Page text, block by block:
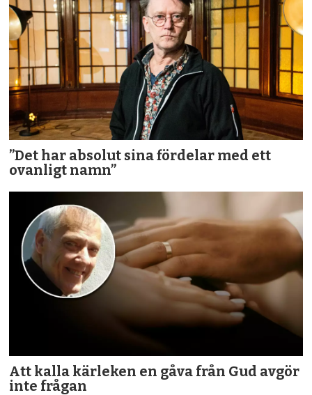
”Det har absolut sina fördelar med ett
ovanligt namn”
Att kalla kärleken en gåva från Gud avgör
inte frågan